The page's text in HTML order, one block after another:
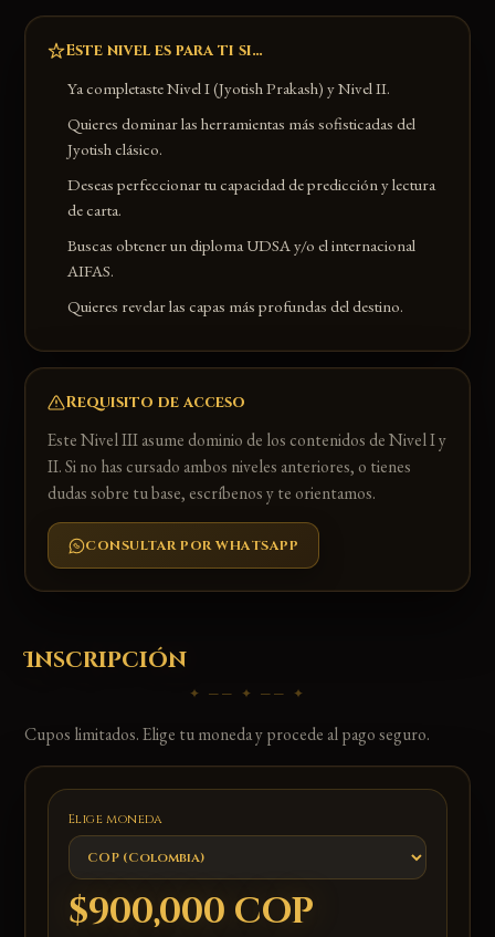
Este nivel es para ti si…
Ya completaste Nivel I (Jyotish Prakash) y Nivel II.
Quieres dominar las herramientas más sofisticadas del
Jyotish clásico.
Deseas perfeccionar tu capacidad de predicción y lectura
de carta.
Buscas obtener un diploma UDSA y/o el internacional
AIFAS.
Quieres revelar las capas más profundas del destino.
Requisito de acceso
Este Nivel III asume dominio de los contenidos de Nivel I y
II. Si no has cursado ambos niveles anteriores, o tienes
dudas sobre tu base, escríbenos y te orientamos.
CONSULTAR POR WHATSAPP
Inscripción
✦ ── ✦ ── ✦
Cupos limitados. Elige tu moneda y procede al pago seguro.
Elige moneda
$900,000 COP